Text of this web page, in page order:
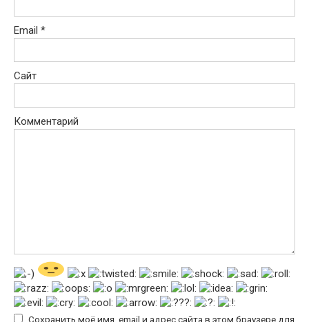
Email *
Сайт
Комментарий
Сохранить моё имя, email и адрес сайта в этом браузере для